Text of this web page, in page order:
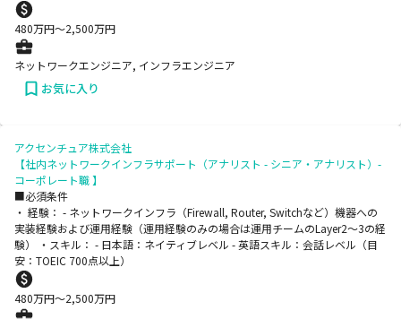
480万円〜2,500万円
ネットワークエンジニア, インフラエンジニア
お気に入り
アクセンチュア株式会社
【社内ネットワークインフラサポート（アナリスト - シニア・アナリスト）-
コーポレート職 】
■必須条件
・ 経験： - ネットワークインフラ（Firewall, Router, Switchなど）機器への
実装経験および運用経験（運用経験のみの場合は運用チームのLayer2～3の経
験） ・スキル： - 日本語：ネイティブレベル - 英語スキル：会話レベル（目
安：TOEIC 700点以上）
480万円〜2,500万円